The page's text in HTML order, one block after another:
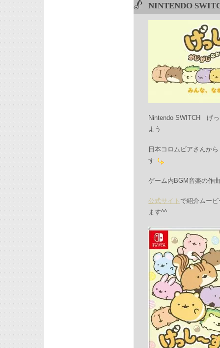
NINTENDO
Nintendo SWITCH げ
よう
日本コロムビアさんか
す
ゲーム内BGM音楽の作
公式サイト で紹介ムー
ます^^